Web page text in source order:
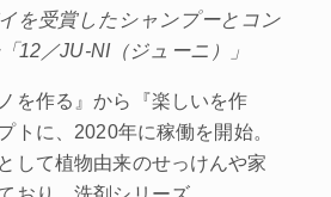
を受賞したシャンプーとコン
12／JU‐NI（ジューニ）」
を作る』から『楽しいを作
トに、2020年に稼働を開始。
して植物由来のせっけんや家